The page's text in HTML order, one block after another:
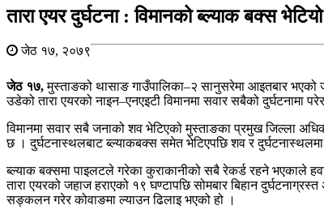
तारा एयर दुर्घटना : विमानको ब्ल्याक बक्स भेटियो
जेठ १७, २०७९
जेठ १७,मुस्ताङको थासाङ गाउँपालिका–२ सानुसरेमा आइतबार भएको
उडेको तारा एयरको नाइन–एनएइटी विमानमा सवार सबैको दुर्घटनामा
विमानमा सवार सबै जनाको शव भेटिएको मुस्ताङका प्रमुख जिल्ला
छ । दुर्घटनास्थलबाट ब्ल्याकबक्स समेत भेटिएपछि शव र दुर्घटनास्थलमा
ब्ल्याक बक्समा पाइलटले गरेका कुराकानीको सबै रेकर्ड रहने भएकाले
तारा एयरको जहाज हराएको १९ घण्टापछि सोमबार बिहान
सङ्कलन गरेर कोवाङमा ल्याउन ढिलाइ भएको हो ।